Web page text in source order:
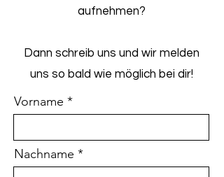
aufnehmen?
Dann schreib uns und wir melden
uns so bald wie möglich bei dir!
Vorname
Nachname